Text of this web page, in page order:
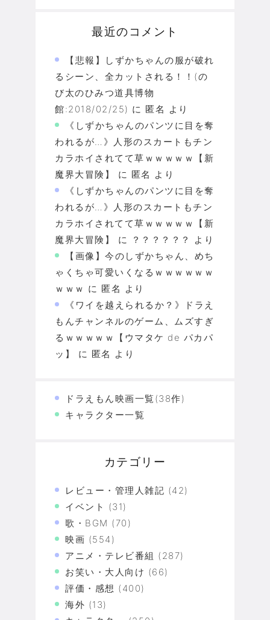
最近のコメント
【悲報】しずかちゃんの服が破れ
るシーン、全カットされる！！(の
び太のひみつ道具博物
館:2018/02/25) に 匿名 より
《しずかちゃんのパンツに目を奪
われるが…》人形のスカートもチン
カラホイされてて草ｗｗｗｗｗ【新
魔界大冒険】
に 匿名 より
《しずかちゃんのパンツに目を奪
われるが…》人形のスカートもチン
カラホイされてて草ｗｗｗｗｗ【新
魔界大冒険】
に ？？？？？？
より
【画像】今のしずかちゃん、めち
ゃくちゃ可愛いくなるｗｗｗｗｗｗ
ｗｗｗ に 匿名 より
《ワイを越えられるか？》ドラえ
もんチャンネルのゲーム、ムズすぎ
るｗｗｗｗｗ【ウマタケ de パカパ
ッ】
に 匿名 より
ドラえもん映画一覧(38作)
キャラクター一覧
カテゴリー
レビュー・管理人雑記 (42)
イベント (31)
歌・BGM (70)
映画 (554)
アニメ・テレビ番組 (287)
お笑い・大人向け (66)
評価・感想 (400)
海外 (13)